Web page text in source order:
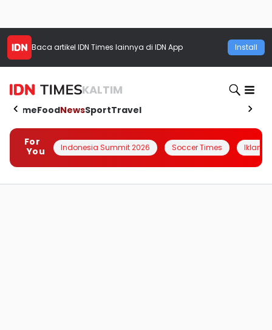
Baca artikel IDN Times lainnya di IDN App Install
KALTIM
HomeFoodNewsSportTravel
For
You
Indonesia Summit 2026 Soccer Times Iklanin